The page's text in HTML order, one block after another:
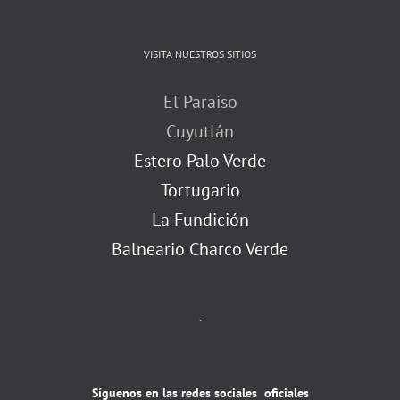
VISITA NUESTROS SITIOS
El Paraiso
Cuyutlán
Estero Palo Verde
Tortugario
La Fundición
Balneario Charco Verde
.
Síguenos en las redes sociales oficiales